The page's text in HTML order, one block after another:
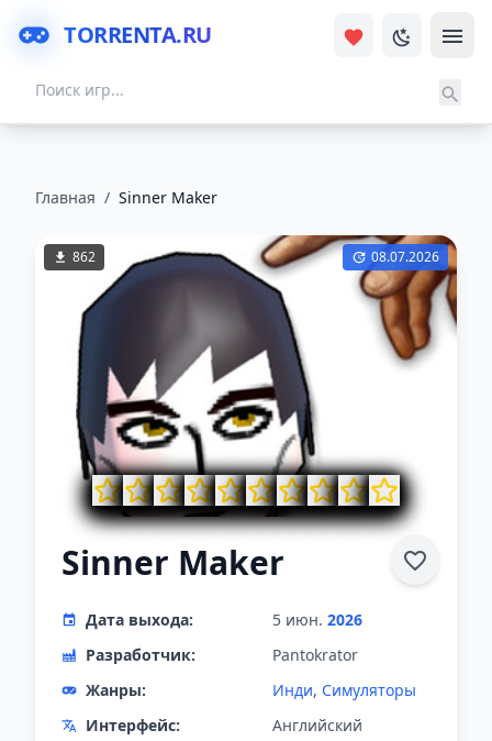
TORRENTA.RU
Главная / Sinner Maker
862 08.07.2026
Sinner Maker
Дата выхода: 5 июн. 2026
Разработчик:
Pantokrator
Жанры:
Инди, Симуляторы
Интерфейс:
Английский